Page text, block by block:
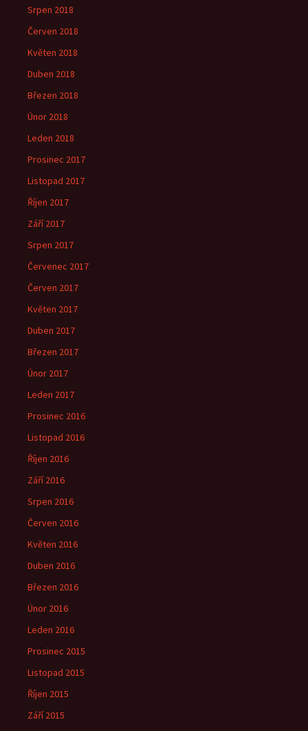
Srpen 2018
Červen 2018
Květen 2018
Duben 2018
Březen 2018
Únor 2018
Leden 2018
Prosinec 2017
Listopad 2017
Říjen 2017
Září 2017
Srpen 2017
Červenec 2017
Červen 2017
Květen 2017
Duben 2017
Březen 2017
Únor 2017
Leden 2017
Prosinec 2016
Listopad 2016
Říjen 2016
Září 2016
Srpen 2016
Červen 2016
Květen 2016
Duben 2016
Březen 2016
Únor 2016
Leden 2016
Prosinec 2015
Listopad 2015
Říjen 2015
Září 2015